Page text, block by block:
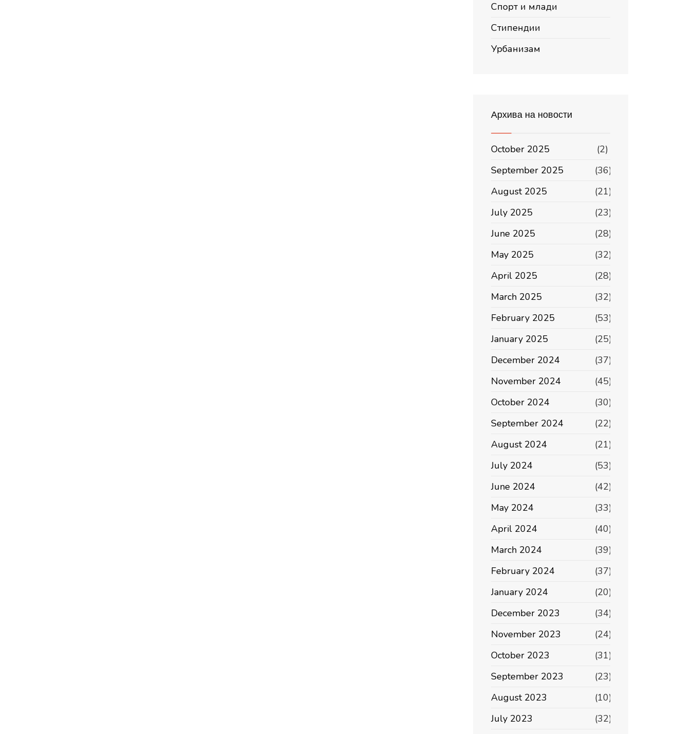
Спорт и млади
Стипендии
Урбанизам
Архива на новости
October 2025
(2)
September 2025
(36)
August 2025
(21)
July 2025
(23)
June 2025
(28)
May 2025
(32)
April 2025
(28)
March 2025
(32)
February 2025
(53)
January 2025
(25)
December 2024
(37)
November 2024
(45)
October 2024
(30)
September 2024
(22)
August 2024
(21)
July 2024
(53)
June 2024
(42)
May 2024
(33)
April 2024
(40)
March 2024
(39)
February 2024
(37)
January 2024
(20)
December 2023
(34)
November 2023
(24)
October 2023
(31)
September 2023
(23)
August 2023
(10)
July 2023
(32)